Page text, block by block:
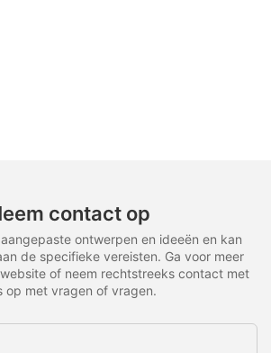
contact op
ontwerpen en ideeën en kan
de specifieke vereisten. Ga voor meer
of neem rechtstreeks contact met
op met vragen of vragen.